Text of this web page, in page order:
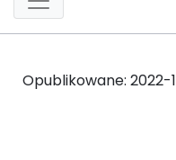
Opublikowane: 2022-